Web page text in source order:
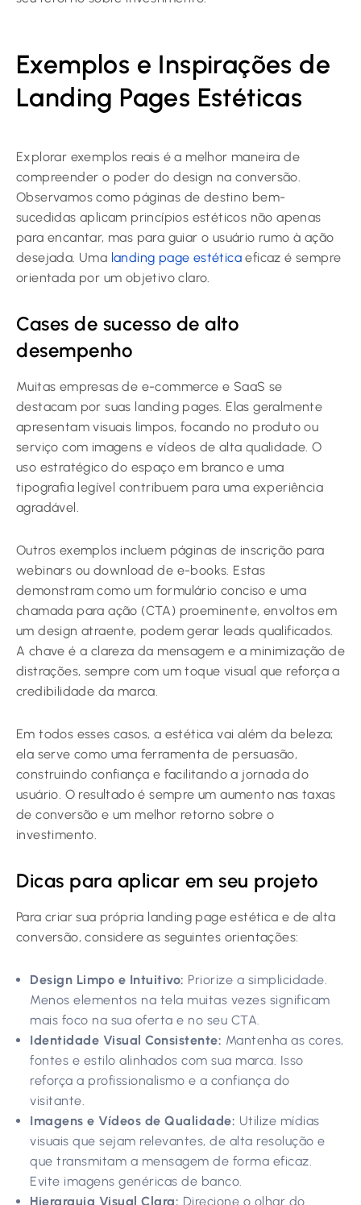
Exemplos e Inspirações de
Landing Pages Estéticas
Explorar exemplos reais é a melhor maneira de
compreender o poder do design na conversão.
Observamos como páginas de destino bem-
sucedidas aplicam princípios estéticos não apenas
para encantar, mas para guiar o usuário rumo à ação
desejada. Uma landing page estética eficaz é sempre
orientada por um objetivo claro.
Cases de sucesso de alto
desempenho
Muitas empresas de e-commerce e SaaS se
destacam por suas landing pages. Elas geralmente
apresentam visuais limpos, focando no produto ou
serviço com imagens e vídeos de alta qualidade. O
uso estratégico do espaço em branco e uma
tipografia legível contribuem para uma experiência
agradável.
Outros exemplos incluem páginas de inscrição para
webinars ou download de e-books. Estas
demonstram como um formulário conciso e uma
chamada para ação (CTA) proeminente, envoltos em
um design atraente, podem gerar leads qualificados.
A chave é a clareza da mensagem e a minimização de
distrações, sempre com um toque visual que reforça a
credibilidade da marca.
Em todos esses casos, a estética vai além da beleza;
ela serve como uma ferramenta de persuasão,
construindo confiança e facilitando a jornada do
usuário. O resultado é sempre um aumento nas taxas
de conversão e um melhor retorno sobre o
investimento.
Dicas para aplicar em seu projeto
Para criar sua própria landing page estética e de alta
conversão, considere as seguintes orientações:
Design Limpo e Intuitivo: Priorize a simplicidade.
Menos elementos na tela muitas vezes significam
mais foco na sua oferta e no seu CTA.
Identidade Visual Consistente: Mantenha as cores,
fontes e estilo alinhados com sua marca. Isso
reforça a profissionalismo e a confiança do
visitante.
Imagens e Vídeos de Qualidade: Utilize mídias
visuais que sejam relevantes, de alta resolução e
que transmitam a mensagem de forma eficaz.
Evite imagens genéricas de banco.
Hierarquia Visual Clara: Direcione o olhar do